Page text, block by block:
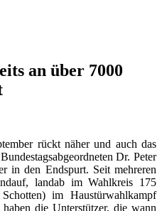
an über 7000
rückt näher und auch das
Dr. Peter
in den Endspurt. Seit mehreren
landab im Wahlkreis 175
im Haustürwahlkampf
die Unterstützer, die wann